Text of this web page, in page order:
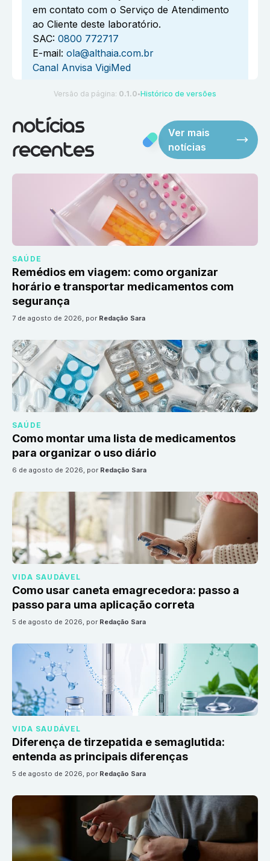
em contato com o Serviço de Atendimento
ao Cliente deste laboratório.
SAC: 0800 772717
E-mail: ola@althaia.com.br
Canal Anvisa VigiMed
Versão da página: 0.1.0 ●Histórico de versões
notícias
recentes
Ver mais
notícias
SAÚDE
Remédios em viagem: como organizar
horário e transportar medicamentos com
segurança
7 de agosto de 2026, por Redação Sara
SAÚDE
Como montar uma lista de medicamentos
para organizar o uso diário
6 de agosto de 2026, por Redação Sara
VIDA SAUDÁVEL
Como usar caneta emagrecedora: passo a
passo para uma aplicação correta
5 de agosto de 2026, por Redação Sara
VIDA SAUDÁVEL
Diferença de tirzepatida e semaglutida:
entenda as principais diferenças
5 de agosto de 2026, por Redação Sara